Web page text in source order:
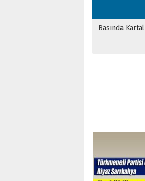
Basında Kartal